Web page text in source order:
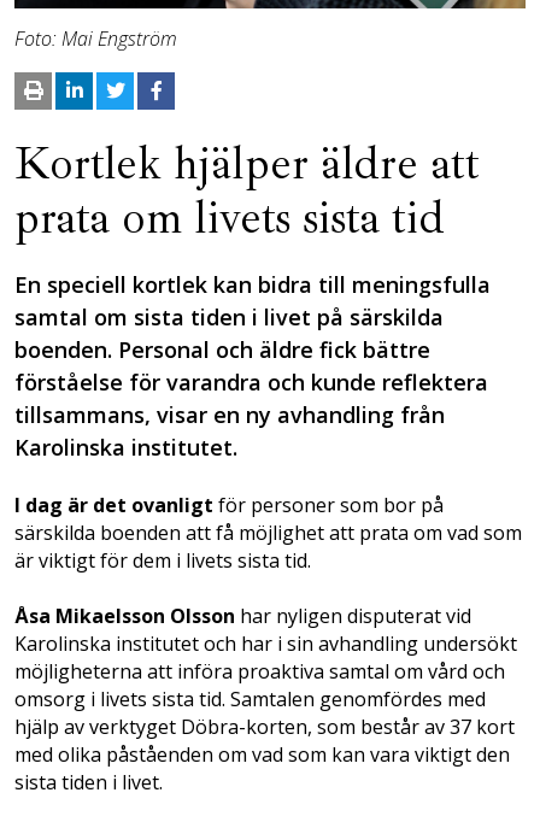
Foto: Mai Engström
Kortlek hjälper äldre att
prata om livets sista tid
En speciell kortlek kan bidra till meningsfulla
samtal om sista tiden i livet på särskilda
boenden. Personal och äldre fick bättre
förståelse för varandra och kunde reflektera
tillsammans, visar en ny avhandling från
Karolinska institutet.
I dag är det ovanligt för personer som bor på
särskilda boenden att få möjlighet att prata om vad som
är viktigt för dem i livets sista tid.
Åsa Mikaelsson Olsson har nyligen disputerat vid
Karolinska institutet och har i sin avhandling undersökt
möjligheterna att införa proaktiva samtal om vård och
omsorg i livets sista tid. Samtalen genomfördes med
hjälp av verktyget Döbra-korten, som består av 37 kort
med olika påståenden om vad som kan vara viktigt den
sista tiden i livet.